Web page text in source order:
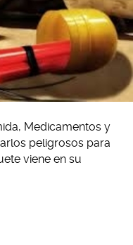
Medicamentos y
peligrosos para
viene en su